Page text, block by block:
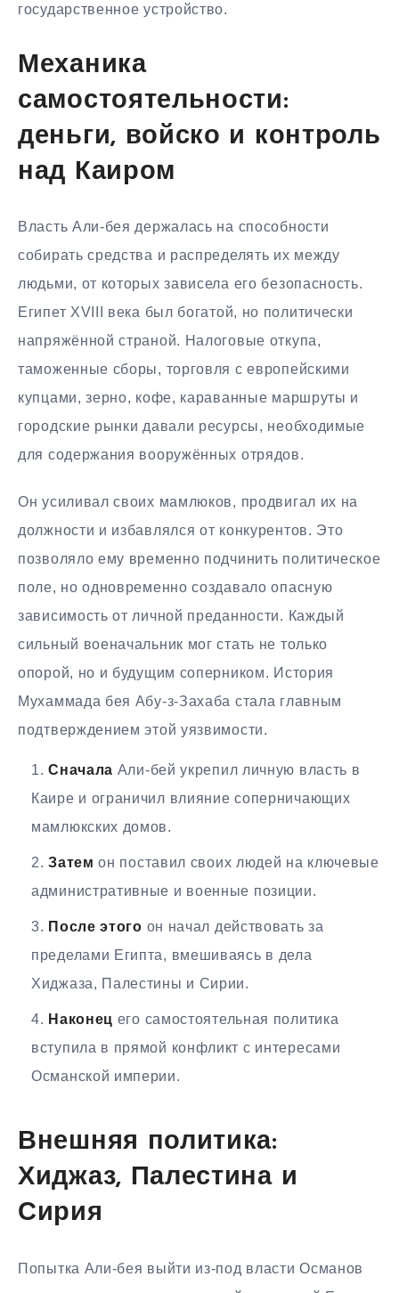
государственное устройство.
Механика
самостоятельности:
деньги, войско и контроль
над Каиром
Власть Али-бея держалась на способности
собирать средства и распределять их между
людьми, от которых зависела его безопасность.
Египет XVIII века был богатой, но политически
напряжённой страной. Налоговые откупа,
таможенные сборы, торговля с европейскими
купцами, зерно, кофе, караванные маршруты и
городские рынки давали ресурсы, необходимые
для содержания вооружённых отрядов.
Он усиливал своих мамлюков, продвигал их на
должности и избавлялся от конкурентов. Это
позволяло ему временно подчинить политическое
поле, но одновременно создавало опасную
зависимость от личной преданности. Каждый
сильный военачальник мог стать не только
опорой, но и будущим соперником. История
Мухаммада бея Абу-з-Захаба стала главным
подтверждением этой уязвимости.
Сначала Али-бей укрепил личную власть в
Каире и ограничил влияние соперничающих
мамлюкских домов.
Затем он поставил своих людей на ключевые
административные и военные позиции.
После этого он начал действовать за
пределами Египта, вмешиваясь в дела
Хиджаза, Палестины и Сирии.
Наконец его самостоятельная политика
вступила в прямой конфликт с интересами
Османской империи.
Внешняя политика:
Хиджаз, Палестина и
Сирия
Попытка Али-бея выйти из-под власти Османов